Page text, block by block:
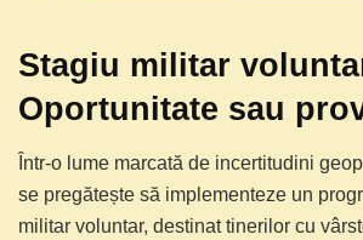
Stagiu militar
Oportunitate sau
Într-o lume marcată de incertitudini
se pregătește să implementeze un
militar voluntar, destinat tinerilor cu